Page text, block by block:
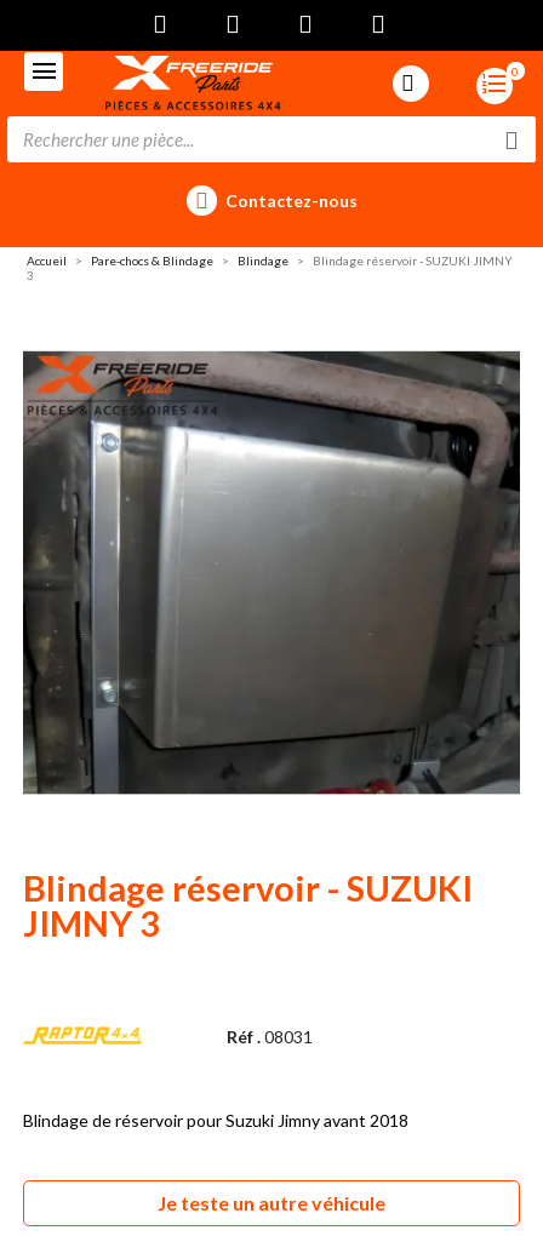
0
Contactez-nous
Accueil Pare-chocs & Blindage Blindage
Blindage réservoir - SUZUKI JIMNY
3
Blindage réservoir - SUZUKI
JIMNY 3
Réf .08031
Blindage de réservoir pour Suzuki Jimny avant 2018
Je teste un autre véhicule